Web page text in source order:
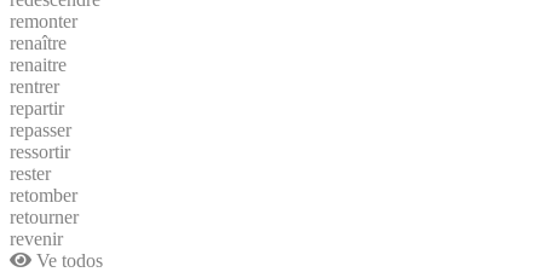
remonter
renaître
renaitre
rentrer
repartir
repasser
ressortir
rester
retomber
retourner
revenir
Ve todos